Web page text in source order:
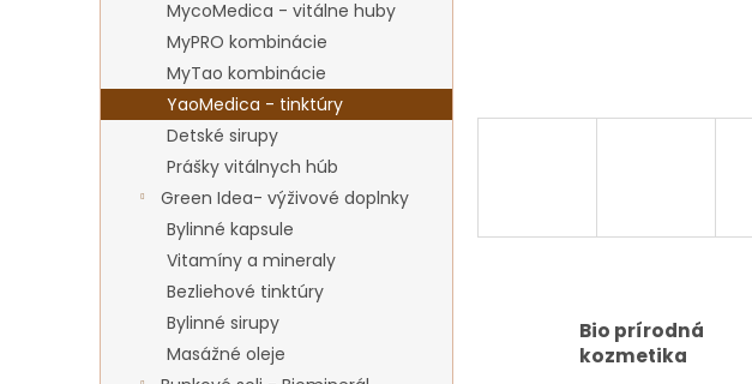
MycoMedica - vitálne huby
MyPRO kombinácie
MyTao kombinácie
YaoMedica - tinktúry
Detské sirupy
Prášky vitálnych húb
Green Idea- výživové doplnky
Bylinné kapsule
Vitamíny a mineraly
Bezliehové tinktúry
Bylinné sirupy
Masážné oleje
Bio prírodná
kozmetika